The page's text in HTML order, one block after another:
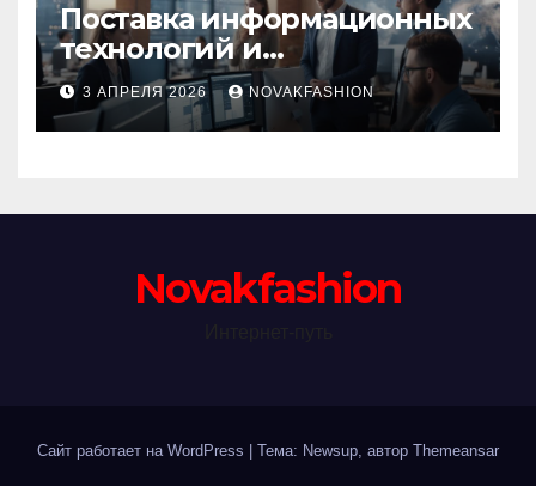
Поставка информационных
технологий и
инновационные решения
3 АПРЕЛЯ 2026 NOVAKFASHION
Novakfashion
Сайт работает на WordPress Тема: Newsup, автор Themeansar